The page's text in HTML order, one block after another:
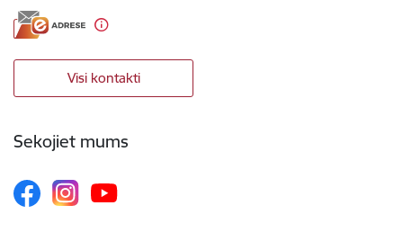
Visi kontakti
Sekojiet mums